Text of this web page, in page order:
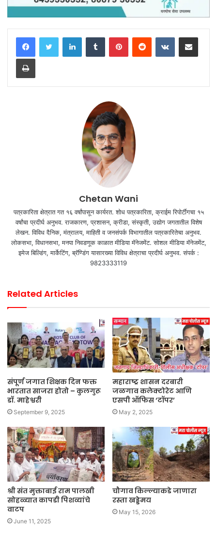
LinkedInTumblr PinterestReddit VKontakteShare via Email
Print
Chetan Wani
पत्रकारिता क्षेत्रात गत १६ वर्षांपासून कार्यरत. शोध पत्रकारिता, क्राईम रिपोर्टींगचा १५
वर्षांचा प्रदीर्घ अनुभव. राजकारण, प्रशासन, क्रीडा, संस्कृती, उद्योग जगतातील विशेष
लेखन. विविध दैनिक, मंत्रालय, माहिती व जनसंपर्क विभागातील पत्रकारितेचा अनुभव.
लोकसभा, विधानसभा, मनपा निवडणूक काळात मीडिया मॅनेजमेंट. सोशल मीडिया मॅनेजमेंट,
इमेज बिल्डिंग, मार्केटिंग, ब्रॅण्डिंग यासारख्या विविध क्षेत्राचा प्रदीर्घ अनुभव. संपर्क :
9823333119
Related Articles
संपूर्ण जगात शिक्षक दिन फक्त
भारतात साजरा होतो – कुलगुरू
डॉ. माहेश्वरी
September 9, 2025
महाराष्ट्र शासन दरबारी
जळगाव कलेक्टोरेट आणि
एसपी ऑफिस ‘टॉपर’
May 2, 2025
श्री संत मुक्ताबाई राम पालखी
सोहळ्यात कापडी पिशव्यांचे
वाटप
June 11, 2025
चौगाव किल्ल्याकडे जाणारा
रस्ता खड्डेमय
May 15, 2026